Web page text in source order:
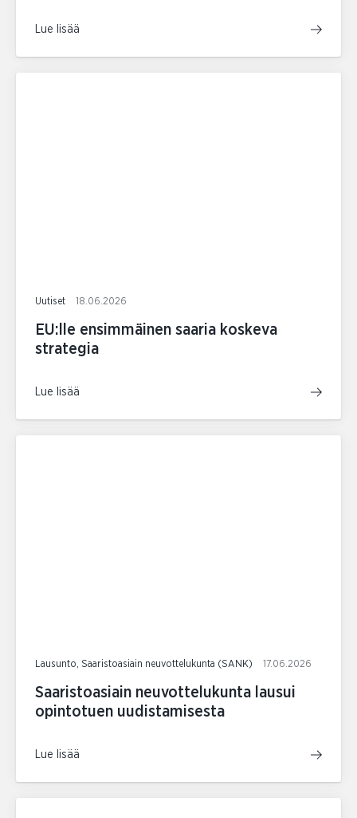
Lue lisää
Uutiset 18.06.2026
EU:lle ensimmäinen saaria koskeva
strategia
Lue lisää
Lausunto, Saaristoasiain neuvottelukunta (SANK) 17.06.2026
Saaristoasiain neuvottelukunta lausui
opintotuen uudistamisesta
Lue lisää